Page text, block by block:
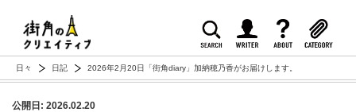
日々 日記 2026年2月20日「街角diary」加納穂乃香がお届けします。
公開日: 2026.02.20